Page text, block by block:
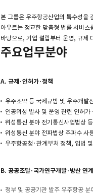
본 그룹은 우주항공산업의 특수성을
아우르는 정교한 맞춤형 법률 서비
바탕으로, 기업 설립부터 운영, 규제
주요업무분야
A. 규제·인허가·정책
우주조약 등 국제규범 및 우주개발
인공위성 발사 및 운영 관련 인허
위성통신 분야 전기통신사업법상
위성통신 분야 전파법상 주파수 사
우주항공청·관계부처 정책, 입법
B. 공공조달·국가연구개발·방산 연계
정부 및 공공기관 발주 우주항공